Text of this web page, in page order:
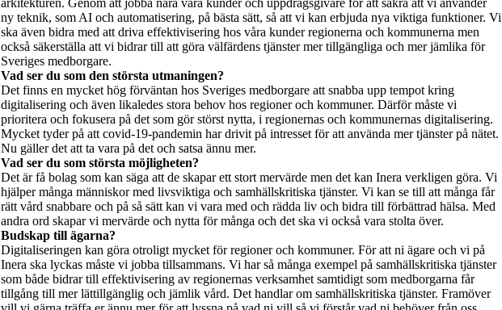
arkitekturen. Genom att jobba nära våra kunder och uppdragsgivare för att säkra att vi använder
ny teknik, som AI och automatisering, på bästa sätt, så att vi kan erbjuda nya viktiga funktioner. Vi
ska även bidra med att driva effektivisering hos våra kunder regionerna och kommunerna men
också säkerställa att vi bidrar till att göra välfärdens tjänster mer tillgängliga och mer jämlika för
Sveriges medborgare.
Vad ser du som den största utmaningen?
Det finns en mycket hög förväntan hos Sveriges medborgare att snabba upp tempot kring
digitalisering och även likaledes stora behov hos regioner och kommuner. Därför måste vi
prioritera och fokusera på det som gör störst nytta, i regionernas och kommunernas digitalisering.
Mycket tyder på att covid-19-pandemin har drivit på intresset för att använda mer tjänster på nätet.
Nu gäller det att ta vara på det och satsa ännu mer.
Vad ser du som största möjligheten?
Det är få bolag som kan säga att de skapar ett stort mervärde men det kan Inera verkligen göra. Vi
hjälper många människor med livsviktiga och samhällskritiska tjänster. Vi kan se till att många får
rätt vård snabbare och på så sätt kan vi vara med och rädda liv och bidra till förbättrad hälsa. Med
andra ord skapar vi mervärde och nytta för många och det ska vi också vara stolta över.
Budskap till ägarna?
Digitaliseringen kan göra otroligt mycket för regioner och kommuner. För att ni ägare och vi på
Inera ska lyckas måste vi jobba tillsammans. Vi har så många exempel på samhällskritiska tjänster
som både bidrar till effektivisering av regionernas verksamhet samtidigt som medborgarna får
tillgång till mer lättillgänglig och jämlik vård. Det handlar om samhällskritiska tjänster. Framöver